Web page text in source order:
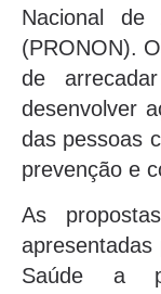
Nacional de
(PRONON).
de
desenvolver
das pessoas
prevenção e
As
apresentadas
Saúde a